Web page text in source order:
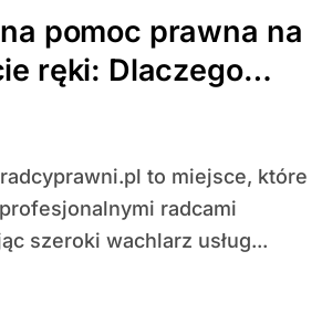
pomoc prawna na
ręki: Dlaczego
z usług
radcami
szeroki wachlarz usług...